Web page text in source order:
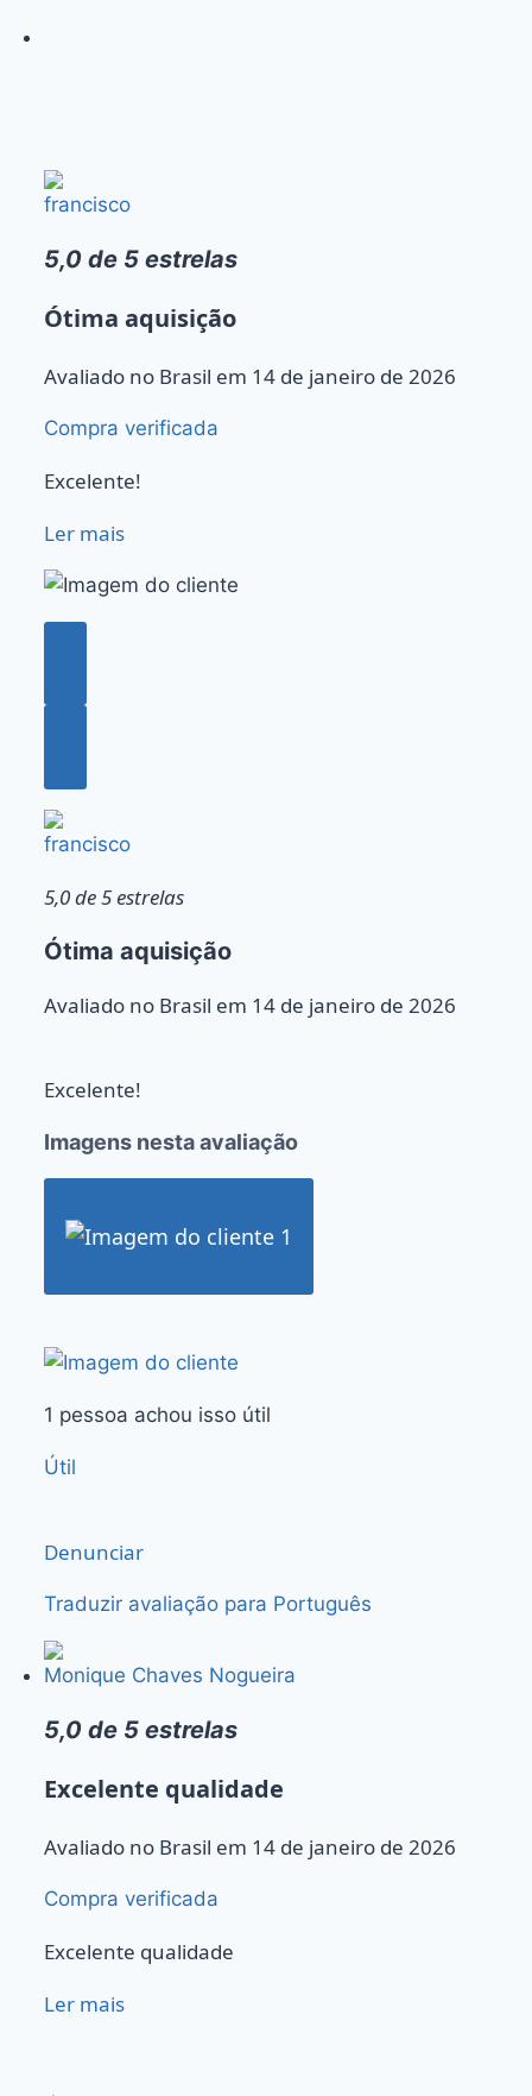
francisco
5,0 de 5 estrelas
Ótima aquisição
Avaliado no Brasil em 14 de janeiro de 2026
Compra verificada
Excelente!
Ler mais
francisco
5,0 de 5 estrelas
Ótima aquisição
Avaliado no Brasil em 14 de janeiro de 2026
Excelente!
Imagens nesta avaliação
1 pessoa achou isso útil
Útil
Denunciar
Traduzir avaliação para Português
Monique Chaves Nogueira
5,0 de 5 estrelas
Excelente qualidade
Avaliado no Brasil em 14 de janeiro de 2026
Compra verificada
Excelente qualidade
Ler mais